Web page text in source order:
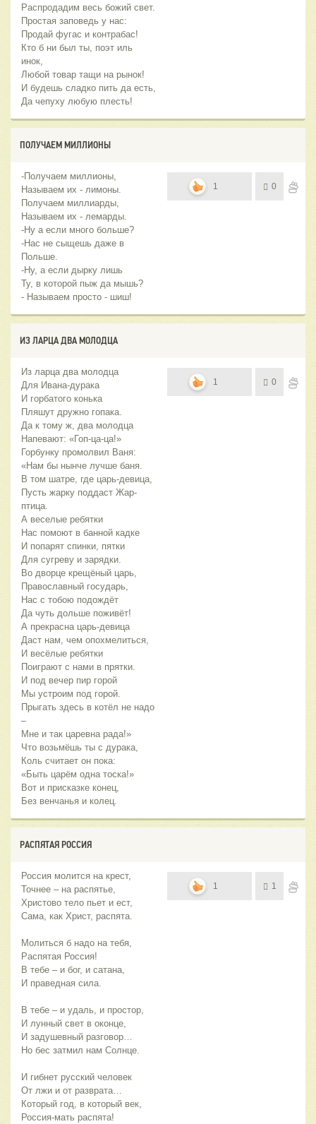
Распродадим весь божий свет.
Простая заповедь у нас:
Продай фугас и контрабас!
Кто б ни был ты, поэт иль
инок,
Любой товар тащи на рынок!
И будешь сладко пить да есть,
Да чепуху любую плесть!
ПОЛУЧАЕМ МИЛЛИОНЫ
-Получаем миллионы,
Называем их - лимоны.
Получаем миллиарды,
Называем их - лемарды.
-Ну а если много больше?
-Нас не сыщешь даже в
Польше.
-Ну, а если дырку лишь
Ту, в которой пыж да мышь?
- Называем просто - шиш!
1 0
ИЗ ЛАРЦА ДВА МОЛОДЦА
Из ларца два молодца
Для Ивана-дурака
И горбатого конька
Пляшут дружно гопака.
Да к тому ж, два молодца
Напевают: «Гоп-ца-ца!»
Горбунку промолвил Ваня:
«Нам бы нынче лучше баня.
В том шатре, где царь-девица,
Пусть жарку поддаст Жар-
птица.
А веселые ребятки
Нас помоют в банной кадке
И попарят спинки, пятки
Для сугреву и зарядки.
Во дворце крещёный царь,
Православный государь,
Нас с тобою подождёт
Да чуть дольше поживёт!
А прекрасна царь-девица
Даст нам, чем опохмелиться,
И весёлые ребятки
Поиграют с нами в прятки.
И под вечер пир горой
Мы устроим под горой.
Прыгать здесь в котёл не надо
–
Мне и так царевна рада!»
Что возьмёшь ты с дурака,
Коль считает он пока:
«Быть царём одна тоска!»
Вот и присказке конец,
Без венчанья и колец.
1 0
РАСПЯТАЯ РОССИЯ
Россия молится на крест,
Точнее – на распятье,
Христово тело пьет и ест,
Сама, как Христ, распята.
Молиться б надо на тебя,
Распятая Россия!
В тебе – и бог, и сатана,
И праведная сила.
В тебе – и удаль, и простор,
И лунный свет в оконце,
И задушевный разговор…
Но бес затмил нам Солнце.
И гибнет русский человек
От лжи и от разврата…
Который год, в который век,
Россия-мать распята!
1 1